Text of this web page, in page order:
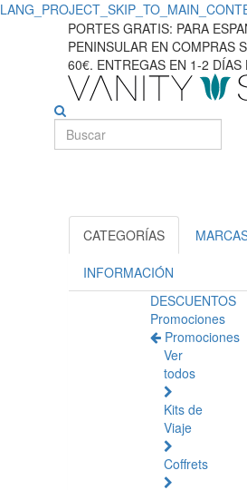
ÂMBAR
BÁLTICO
PORTES GRATIS: PARA
PENINSULAR EN COMPRAS
60€. ENTREGAS EN 1-2 DÍAS
CATEGORÍAS
INFORMACIÓN
DESCUENTOS
Promociones
Promociones
Ver
todos
Kits de
Viaje
Coffrets